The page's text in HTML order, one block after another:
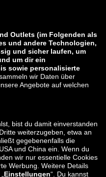
zalando-lounge.cz
zalando-lounge.sk
zalando-lounge.hr
zalando-lounge.ee
zalando-lounge.no